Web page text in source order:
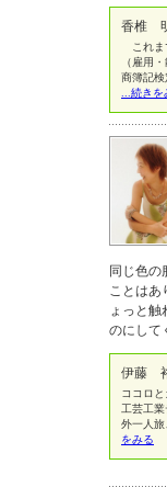
香椎
これま
（雇用
商簿記検
...続きを
同じ色
ことはあ
ょっと触
のにして
伊藤
ココロ
工芸工
外一人
をみる